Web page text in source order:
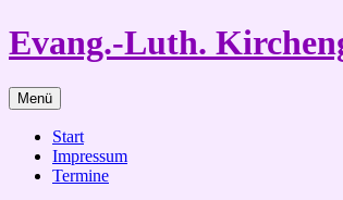
Zum
Inhalt
Evang.-Luth.
Menü
Start
Impressum
Termine